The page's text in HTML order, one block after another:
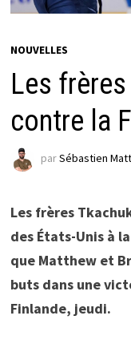
NOUVELLES
Les
contre la
parSébastien
Les frères
des États-Unis à
que Matthew et
buts dans une
Finlande, jeudi.